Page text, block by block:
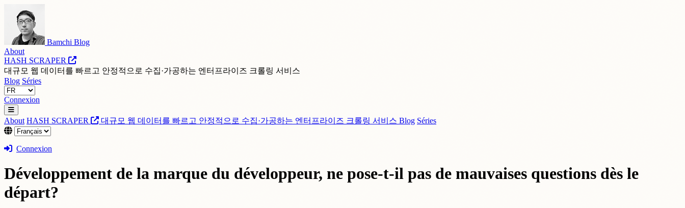
Bamchi Blog
About
HASH SCRAPER
대규모 웹 데이터를 빠르고 안정적으로 수집·가공하는 엔터프라이즈 크롤링 서비스
Blog Séries
Connexion
About HASH SCRAPER 대규모 웹 데이터를 빠르고 안정적으로 수집·가공하는 엔터프라이즈 크롤링 서비스 Blog Séries
Connexion
Développement de la marque du développeur, ne pose-t-il pas de mauvaises questions dès le
départ?